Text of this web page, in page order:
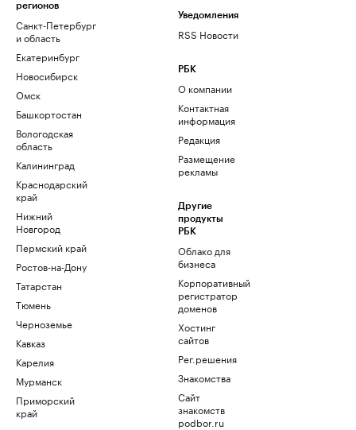
регионов
Санкт-Петербург
и область
Екатеринбург
Новосибирск
Омск
Башкортостан
Вологодская
область
Калининград
Краснодарский
край
Нижний
Новгород
Пермский край
Ростов-на-Дону
Татарстан
Тюмень
Черноземье
Кавказ
Карелия
Мурманск
Приморский
край
Уведомления
RSS Новости
РБК
О компании
Контактная
информация
Редакция
Размещение
рекламы
Другие
продукты
РБК
Облако для
бизнеса
Корпоративный
регистратор
доменов
Хостинг
сайтов
Рег.решения
Знакомства
Сайт
знакомств
podbor.ru